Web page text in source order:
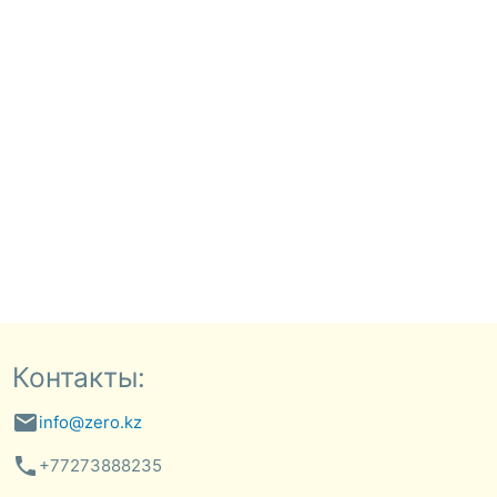
Контакты:
emailinfo@zero.kz
phone +77273888235